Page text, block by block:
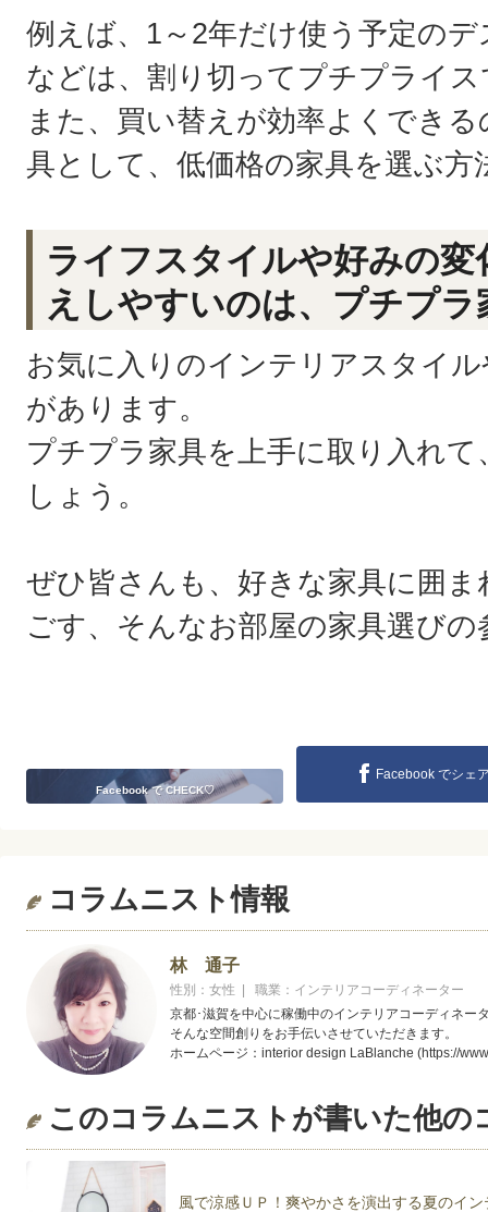
例えば、1～2年だけ使う予定の
などは、割り切ってプチプライ
また、買い替えが効率よくでき
具として、低価格の家具を選ぶ
ライフスタイルや好みの
えしやすいのは、プチプラ
お気に入りのインテリアスタイ
があります。
プチプラ家具を上手に取り入れ
しょう。
ぜひ皆さんも、好きな家具に囲
ごす、そんなお部屋の家具選び
Facebook で CHECK♡
Facebook でシェ
コラムニスト情報
林 通子
性別：女性 | 職業：インテリアコーディネーター
京都･滋賀を中心に稼働中のインテリアコーディネー
そんな空間創りをお手伝いさせていただきます。
ホームページ：interior design LaBlanche (https://
このコラムニストが書いた他の
風で涼感ＵＰ！爽やかさを演出する夏のイ